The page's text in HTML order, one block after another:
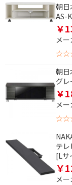
朝日
AS-
￥
メ
朝日
グ
￥
メ
テ
[Lサ
￥
メ